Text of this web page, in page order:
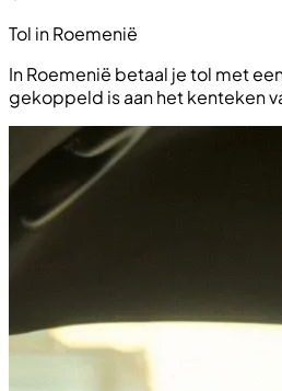
Tol in Roemenië
In Roemenië betaal je tol met
gekoppeld is aan het kenteken